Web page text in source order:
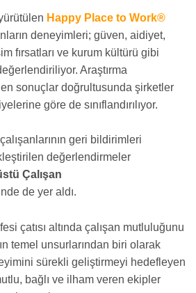
Happy Place to Work®
deneyimleri; güven, aidiyet,
fırsatları ve kurum kültürü gibi
Araştırma
sonuçlar doğrultusunda şirketler
göre de sınıflandırılıyor.
geri bildirimleri
değerlendirmeler
Çalışan
de yer aldı.
çatısı altında çalışan mutluluğunu
temel unsurlarından biri olarak
sürekli geliştirmeyi hedefleyen
bağlı ve ilham veren ekipler